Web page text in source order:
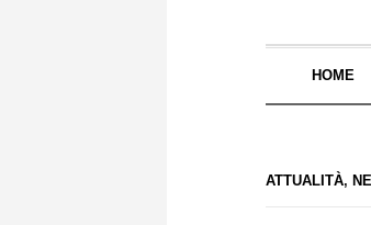
HOME
ATTUALITÀ,